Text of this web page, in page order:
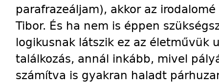
parafrazeáljam), akkor az
Tibor. És ha nem is éppen
logikusnak látszik ez az életművük
találkozás, annál inkább, mivel
számítva is gyakran haladt